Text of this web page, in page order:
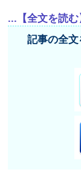
...【全文を読む
記事の全